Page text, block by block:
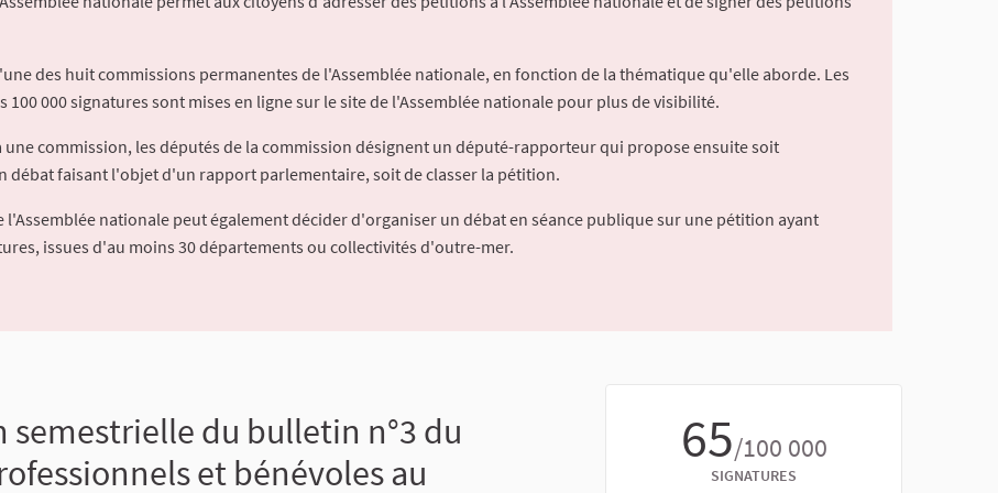
des huit commissions permanentes de l'Assemblée nationale, en fonction de la thématique qu'elle aborde. Les
000 signatures sont mises en ligne sur le site de l'Assemblée nationale pour plus de visibilité.
commission, les députés de la commission désignent un député-rapporteur qui propose ensuite soit
débat faisant l'objet d'un rapport parlementaire, soit de classer la pétition.
l'Assemblée nationale peut également décider d'organiser un débat en séance publique sur une pétition ayant
issues d'au moins 30 départements ou collectivités d'outre-mer.
65/100 000
SIGNATURES
du bulletin n°3 du
et bénévoles au